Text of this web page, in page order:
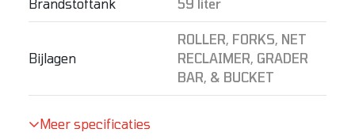
Brandstoftank 59 liter
Bijlagen
ROLLER, FORKS, NET
RECLAIMER, GRADER
BAR, & BUCKET
Meer specificaties